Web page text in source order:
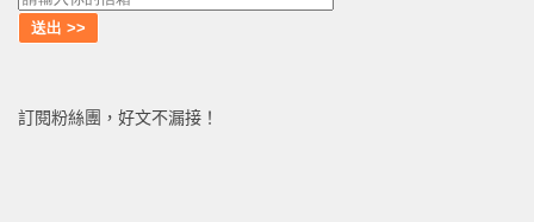
訂閱粉絲團，好文不漏接！